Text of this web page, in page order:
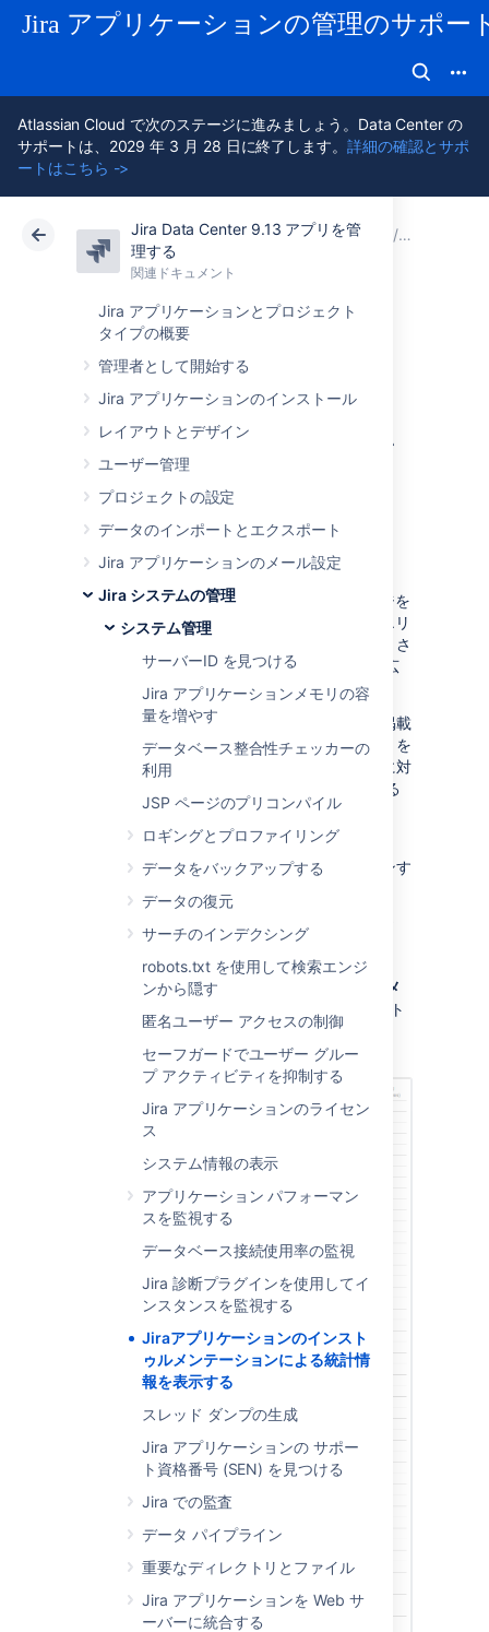
Jira アプリケーションの管理のサポー
Atlassian Cloud で次のステージに進みましょう。Data Center の
サポートは、2029 年 3 月 28 日に終了します。詳細の確認とサポ
ートはこちら ->
Jira Data Center 9.13 アプリを管
理する
関連ドキュメント
Jira アプリケーションとプロジェクト
タイプの概要
管理者として開始する
Jira アプリケーションのインストール
レイアウトとデザイン
ユーザー管理
プロジェクトの設定
データのインポートとエクスポート
Jira アプリケーションのメール設定
Jira システムの管理
システム管理
サーバーID を見つける
Jira アプリケーションメモリの容
量を増やす
データベース整合性チェッカーの
利用
JSP ページのプリコンパイル
ロギングとプロファイリング
データをバックアップする
データの復元
サーチのインデクシング
robots.txt を使用して検索エンジ
ンから隠す
匿名ユーザー アクセスの制御
セーフガードでユーザー グルー
プ アクティビティを抑制する
Jira アプリケーションのライセン
ス
システム情報の表示
アプリケーション パフォーマン
スを監視する
データベース接続使用率の監視
Jira 診断プラグインを使用してイ
ンスタンスを監視する
Jiraアプリケーションのインスト
ゥルメンテーションによる統計情
報を表示する
スレッド ダンプの生成
Jira アプリケーションの サポー
ト資格番号 (SEN) を見つける
Jira での監査
データ パイプライン
重要なディレクトリとファイル
Jira アプリケーションを Web サ
ーバーに統合する
アトラシアン サポート Jira アプリケーション 9.13 の管理 関連ドキュメント
クラウド Data Center 9.13
Jiraアプリケーシ
ョンのインストゥ
ルメンテーション
による統計情報を
表示する
Jira では、インストゥルメンテーション
ページを
提供しています。このページは、Jira の管理エリ
ア全体で表示するために「インストゥルメントさ
れた」 (記録された) Jira 内部のプロパティの広
範囲にわたる統計の種類を表示します。
このページは主に、特にこのページに一覧を掲載
している一つ以上のプロパティの統計の見積りを
依頼した場合、サポートに関する問い合わせに対
するアトラシアン サポートの支援を手助けする
際に役立ちます。
次のすべての手順では、 Jira 管理者
グローバル権限を持つユーザーとしてログインす
上部のナビゲーション バーから [
] > [システム ] を選択します。
[システムとサポート] > [インストゥルメ
の順に選択して、インスト
ゥルメンテーション ページを表示しま
す。